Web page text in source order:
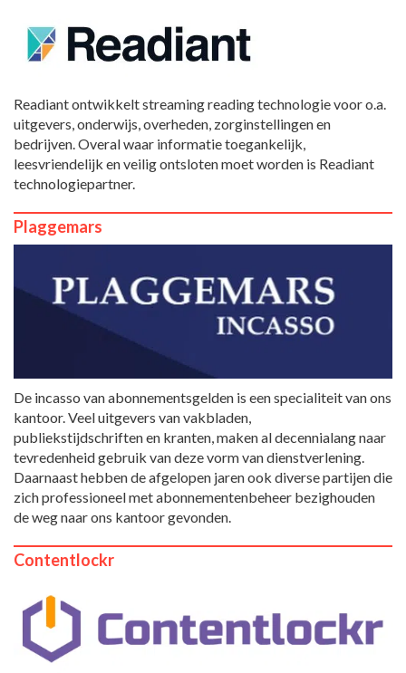
Readiant ontwikkelt streaming reading technologie voor o.a.
uitgevers, onderwijs, overheden, zorginstellingen en
bedrijven. Overal waar informatie toegankelijk,
leesvriendelijk en veilig ontsloten moet worden is Readiant
technologiepartner.
Plaggemars
De incasso van abonnementsgelden is een specialiteit van ons
kantoor. Veel uitgevers van vakbladen,
publiekstijdschriften en kranten, maken al decennialang naar
tevredenheid gebruik van deze vorm van dienstverlening.
Daarnaast hebben de afgelopen jaren ook diverse partijen die
zich professioneel met abonnementenbeheer bezighouden
de weg naar ons kantoor gevonden.
Contentlockr